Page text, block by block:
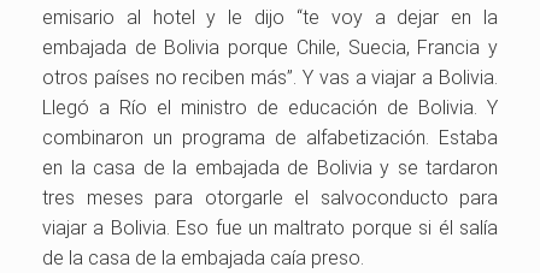
emisario al hotel y le dijo “te voy a dejar en la
embajada de Bolivia porque Chile, Suecia, Francia y
otros países no reciben más”. Y vas a viajar a Bolivia.
Llegó a Río el ministro de educación de Bolivia. Y
combinaron un programa de alfabetización. Estaba
en la casa de la embajada de Bolivia y se tardaron
tres meses para otorgarle el salvoconducto para
viajar a Bolivia. Eso fue un maltrato porque si él salía
de la casa de la embajada caía preso.